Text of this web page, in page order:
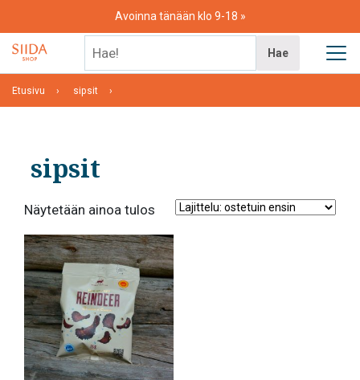
content
Avoinna tänään klo 9-18
Hae
Etusivu sipsit
sipsit
Näytetään ainoa tulos